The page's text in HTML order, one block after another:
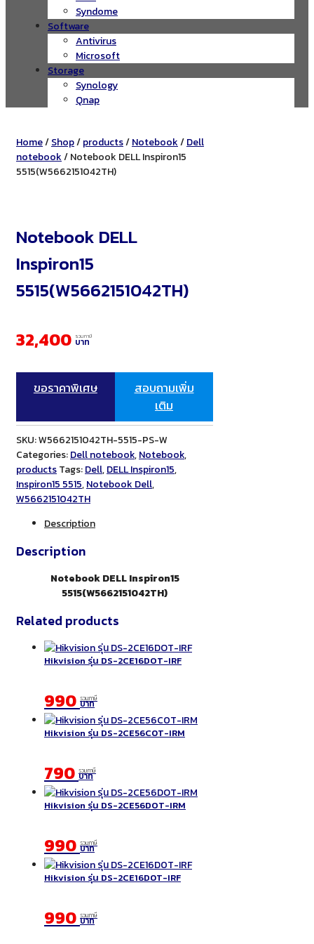
Syndome
Software
Antivirus
Microsoft
Storage
Synology
Qnap
Home/Shop/products/Notebook/Dell
notebook/ Notebook DELL Inspiron15
5515(W5662151042TH)
Notebook DELL
Inspiron15
5515(W5662151042TH)
32,400 รวมภาษี
บาท
ขอราคาพิเศษ
สอบถามเพิ่ม
เติม
SKU:W5662151042TH-5515-PS-W
Categories:Dell notebook,Notebook,
productsTags:Dell,DELL Inspiron15,
Inspiron15 5515,Notebook Dell,
W5662151042TH
Description
Description
Notebook DELL Inspiron15
5515(W5662151042TH)
Related products
Hikvision รุ่น DS-2CE16DOT-IRF
990 รวมภาษี
บาท
Hikvision รุ่น DS-2CE56C0T-IRM
790 รวมภาษี
บาท
Hikvision รุ่น DS-2CE56DOT-IRM
990 รวมภาษี
บาท
Hikvision รุ่น DS-2CE16D0T-IRF
990 รวมภาษี
บาท